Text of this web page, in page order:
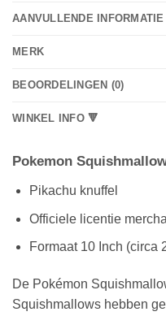
AANVULLENDE INFORMATIE
MERK
BEOORDELINGEN (0)
WINKEL INFO 🔻
Pokemon
Pikachu knuffel
Officiele licentie
Formaat 10 Inch (circa
De Pokémon
Squishmallows hebben